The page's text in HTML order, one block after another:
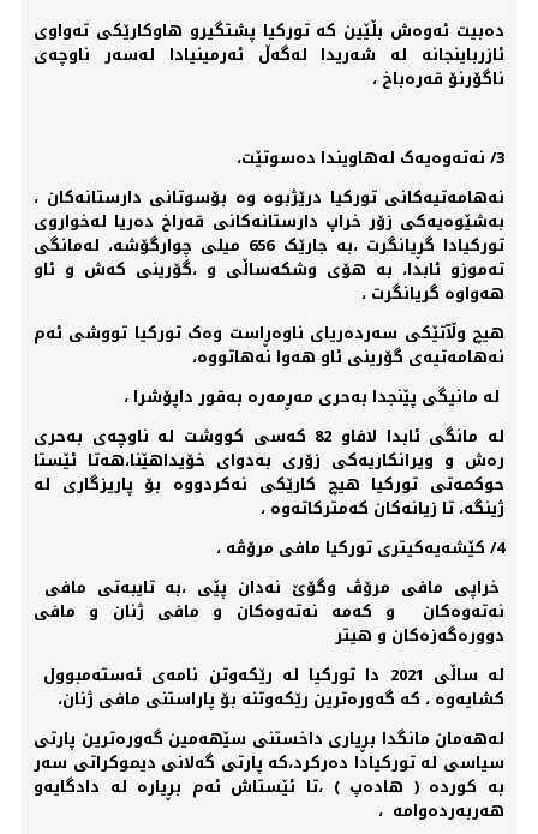
دەبیت ئەوەش بڵێین کە تورکیا پشتگیرو هاوکارێکی تەواوی
ئازرباینجانە لە شەریدا لەگەڵ ئەرمینیادا لەسەر ناوچەی
ناگۆرنۆ قەرەباخ ،
3/ نەتەوەیەک لەهاویندا دەسوتێت،
نەهامەتیەکانی تورکیا درێژبوە وە بۆسوتانی دارستانەکان ،
بەشێوەیەکی زۆر خراپ دارستانەکانی قەراخ دەریا لەخواروی
تورکیادا گڕیانگرت ،بە جارێک 656 میلی چوارگۆشە، لەمانگی
تەموزو ئابدا، بە هۆی وشکەساڵی و ،گۆرینی کەش و ئاو
هەواوە گریانگرت ،
هیچ وڵآتێکی سەردەریای ناوەڕاست وەک تورکیا تووشی ئەم
نەهامەتیەی گۆرینی ئاو هەوا نەهاتووە،
لە مانیگی پێنجدا بەحری مەڕمەرە بەقور داپۆشرا ،
لە مانگی ئابدا لافاو 82 کەسی کووشت لە ناوچەی بەحری
رەش و ویرانکاریەکی زۆری بەدوای خۆیداهێنا،هەتا ئێستا
حوکمەتی تورکیا هیچ کارێکی نەکردووە بۆ پاریزگاری لە
ژینگە، تا زیانەکان کەمترکاتەوە ،
4/ کێشەیەکیتری تورکیا مافی مرۆڤە ،
خراپی مافی مرۆڤ وگۆێ نەدان پێی ،بە تایبەتی مافی
نەتەوەکان و کەمە نەتەوەکان و مافی ژنان و مافی
دوورەگەزەکان و هیتر
لە ساڵی 2021 دا تورکیا لە رێکەوتن نامەی ئەستەمبوول
کشایەوە ، کە گەورەترین رێکەوتنە بۆ پاراستنی مافی ژنان،
لەهەمان مانگدا بڕیاری داخستنی سێهەمین گەورەترین پارتی
سیاسی لە تورکیادا دەرکرد،کە پارتی گەلانی دیموکراتی سەر
بە کوردە ( هادەپ ) ،تا ئێستاش ئەم بڕیارە لە دادگایەو
هەربەردەوامە ،